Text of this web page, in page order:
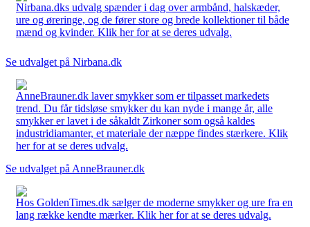
Nirbana.dks udvalg spænder i dag over armbånd, halskæder,
ure og øreringe, og de fører store og brede kollektioner til både
mænd og kvinder. Klik her for at se deres udvalg.
Se udvalget på Nirbana.dk
AnneBrauner.dk laver smykker som er tilpasset markedets
trend. Du får tidsløse smykker du kan nyde i mange år, alle
smykker er lavet i de såkaldt Zirkoner som også kaldes
industridiamanter, et materiale der næppe findes stærkere. Klik
her for at se deres udvalg.
Se udvalget på AnneBrauner.dk
Hos GoldenTimes.dk sælger de moderne smykker og ure fra en
lang række kendte mærker. Klik her for at se deres udvalg.